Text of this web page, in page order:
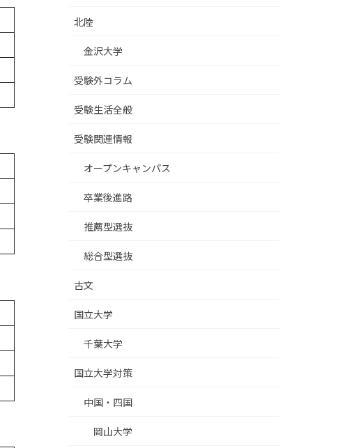
北陸
金沢大学
受験外コラム
受験生活全般
受験関連情報
オープンキャンパス
卒業後進路
推薦型選抜
総合型選抜
古文
国立大学
千葉大学
国立大学対策
中国・四国
岡山大学